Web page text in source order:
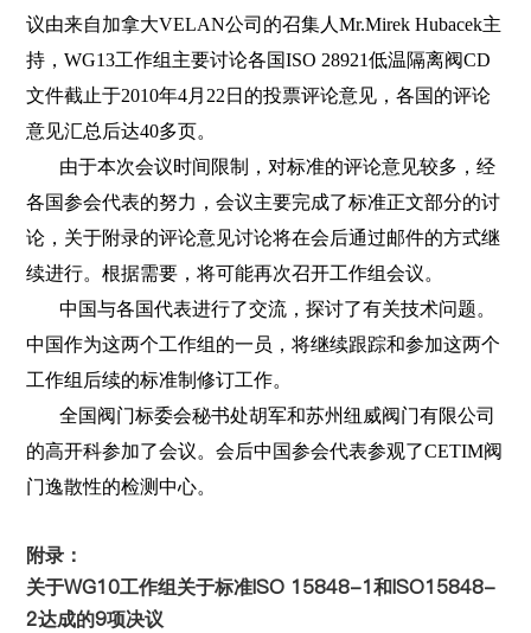
议由来自加拿大VELAN公司的召集人Mr.Mirek Hubacek主
持，WG13工作组主要讨论各国ISO 28921低温隔离阀CD
文件截止于2010年4月 22 日 的投票评论意见，各国的评论
意见汇总后达40多页。
由于本次会议时间限制，对标准的评论意见较多，经
各国参会代表的努力，会议主要完成了标准正文部分的讨
论，关于附录的评论意见讨论将在会后通过邮件的方式继
续进行。根据需要，将可能再次召开工作组会议。
中国与各国代表进行了交流，探讨了有关技术问题。
中国作为这两个工作组的一员，将继续跟踪和参加这两个
工作组后续的标准制修订工作。
全国阀门标委会秘书处胡军和苏州纽威阀门有限公司
的高开科参加了会议。会后中国参会代表参观了CETIM阀
门逸散性的检测中心。
附录：
关于WG10工作组关于标准ISO 15848-1和ISO15848-
2达成的9项决议